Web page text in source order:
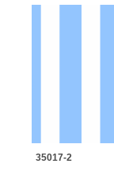
35017-2